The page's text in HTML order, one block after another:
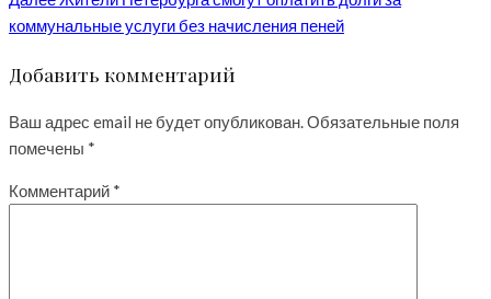
коммунальные услуги без начисления пеней
Добавить комментарий
Ваш адрес email не будет опубликован.Обязательные поля
помечены *
Комментарий *